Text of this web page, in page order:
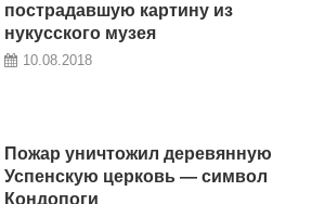
пострадавшую картину из
нукусского музея
10.08.2018
Пожар уничтожил деревянную
Успенскую церковь — символ
Кондопоги